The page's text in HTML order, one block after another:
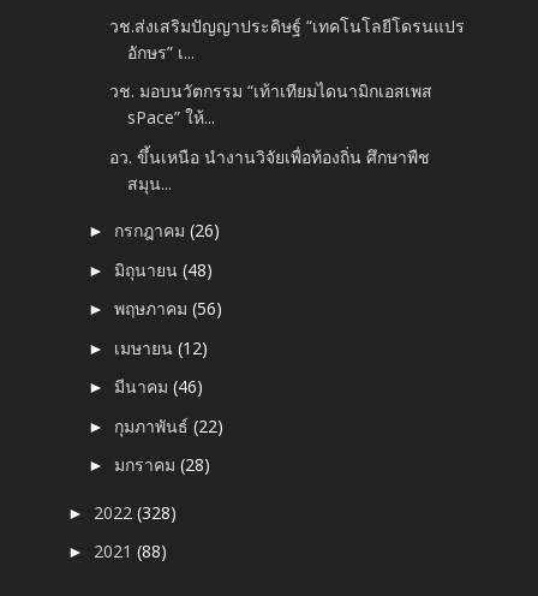
วช.ส่งเสริมปัญญาประดิษฐ์ “เทคโนโลยีโดรนแปร
อักษร” เ...
วช. มอบนวัตกรรม “เท้าเทียมไดนามิกเอสเพส
sPace” ให้...
อว. ขึ้นเหนือ นำงานวิจัยเพื่อท้องถิ่น ศึกษาพืช
สมุน...
► กรกฎาคม(26)
► มิถุนายน(48)
►พฤษภาคม(56)
► เมษายน(12)
► มีนาคม(46)
► กุมภาพันธ์(22)
► มกราคม(28)
► 2022(328)
► 2021(88)